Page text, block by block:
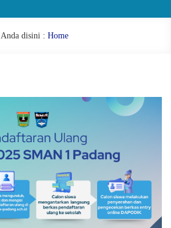
Anda disini : Home